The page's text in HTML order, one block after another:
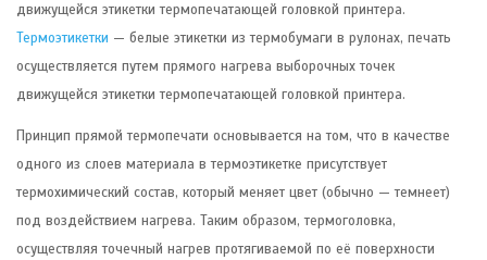
движущейся этикетки термопечатающей головкой принтера.
Термоэтикетки — белые этикетки из термобумаги в рулонах, печать
осуществляется путем прямого нагрева выборочных точек
движущейся этикетки термопечатающей головкой принтера.
Принцип прямой термопечати основывается на том, что в качестве
одного из слоев материала в термоэтикетке присутствует
термохимический состав, который меняет цвет (обычно — темнеет)
под воздействием нагрева. Таким образом, термоголовка,
осуществляя точечный нагрев протягиваемой по её поверхности